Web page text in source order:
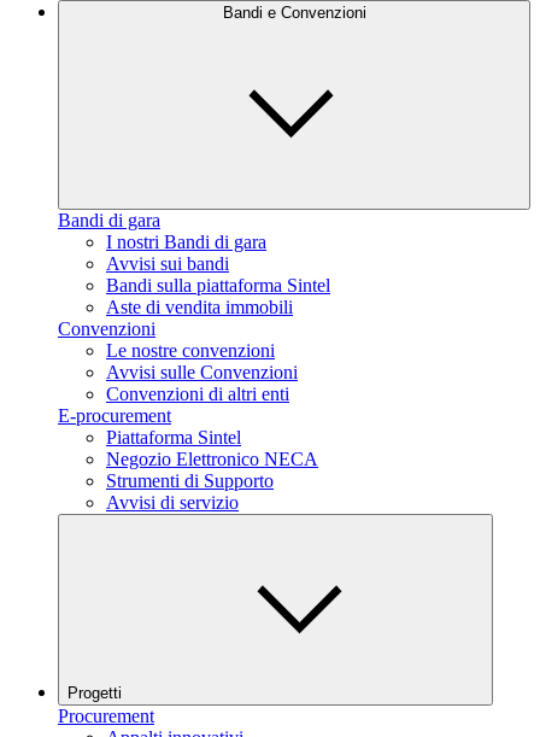
Bandi e Convenzioni
Bandi di gara
I nostri Bandi di gara
Avvisi sui bandi
Bandi sulla piattaforma Sintel
Aste di vendita immobili
Convenzioni
Le nostre convenzioni
Avvisi sulle Convenzioni
Convenzioni di altri enti
E-procurement
Piattaforma Sintel
Negozio Elettronico NECA
Strumenti di Supporto
Avvisi di servizio
Progetti
Procurement